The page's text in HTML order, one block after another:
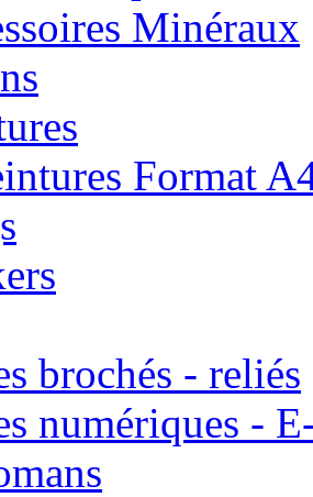
Minéraux
Format
brochés - reliés
numériques -